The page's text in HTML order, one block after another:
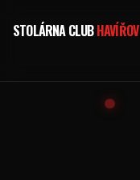
STOLÁRNA CLUBHAVÍŘOV